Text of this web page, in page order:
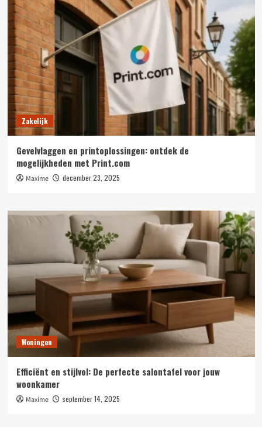
Zakelijk
Gevelvlaggen en printoplossingen: ontdek de
mogelijkheden met Print.com
Maxime december 23, 2025
Woningen
Efficiënt en stijlvol: De perfecte salontafel voor jouw
woonkamer
Maxime september 14, 2025